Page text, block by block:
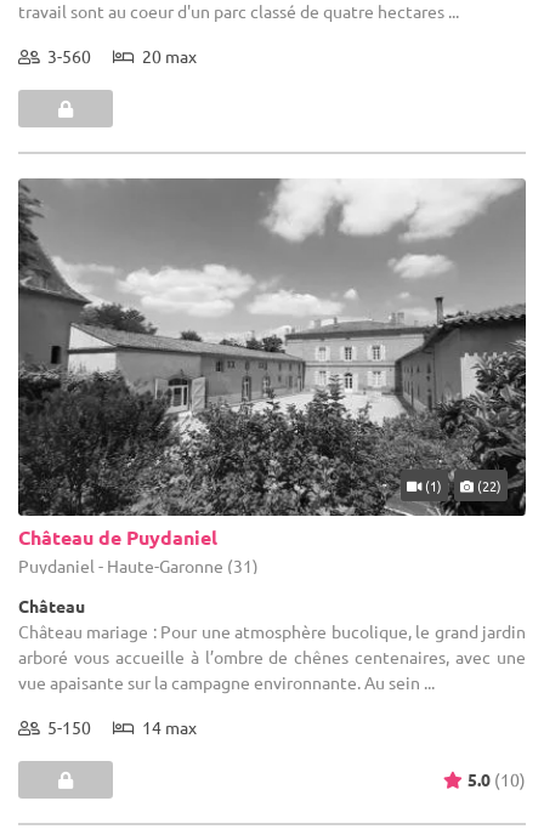
travail sont au coeur d'un parc classé de quatre hectares ...
3-560 20 max
(1) (22)
Château de Puydaniel
Puydaniel - Haute-Garonne (31)
Château
Château mariage : Pour une atmosphère bucolique, le grand jardin
arboré vous accueille à l’ombre de chênes centenaires, avec une
vue apaisante sur la campagne environnante. Au sein ...
5-150 14 max
5.0 (10)